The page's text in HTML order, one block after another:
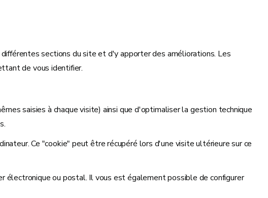
sections du site et d'y apporter des améliorations. Les
de vous identifier.
saisies à chaque visite) ainsi que d'optimaliser la gestion technique
Ce "cookie" peut être récupéré lors d'une visite ultérieure sur ce
électronique ou postal. Il vous est également possible de configurer